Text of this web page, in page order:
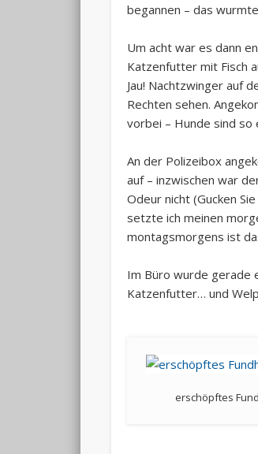
begannen – das
Um acht war es dann
Katzenfutter mit Fisch
Jau! Nachtzwinger auf
Rechten sehen.
vorbei – Hunde sind so
An der Polizeibox
auf – inzwischen war
Odeur nicht (Gucken
setzte ich meinen
montagsmorgens ist
Im Büro wurde gerade
Katzenfutter… und
erschöpftes